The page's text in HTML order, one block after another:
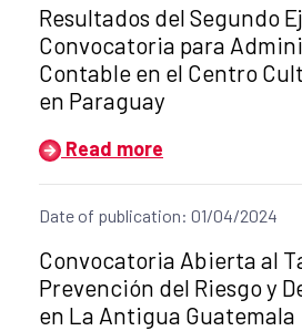
Title of the
Resultados del Segundo
Convocatoria para
Contable en el Centro
en Paraguay
Read more
Date of publication: 01/04/2024
Title of the
Convocatoria Abierta al
Prevención del Riesgo y
en La Antigua Guatemala